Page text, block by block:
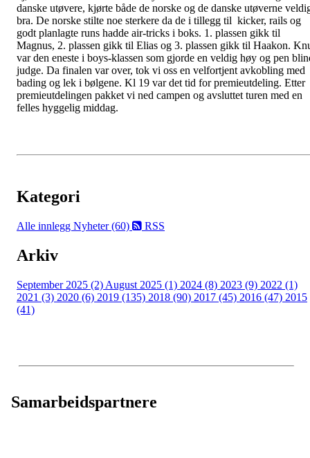
danske utøvere, kjørte både de norske og de danske utøverne
bra. De norske stilte noe sterkere da de i tillegg til kicker, rails og
godt planlagte runs hadde air-tricks i boks. 1. plassen gikk til
Magnus, 2. plassen gikk til Elias og 3. plassen gikk til Haakon.
var den eneste i boys-klassen som gjorde en veldig høy og pen
judge. Da finalen var over, tok vi oss en velfortjent avkobling med
bading og lek i bølgene. Kl 19 var det tid for premieutdeling. Etter
premieutdelingen pakket vi ned campen og avsluttet turen med en
felles hyggelig middag.
Kategori
Alle innlegg Nyheter (60) RSS
Arkiv
September 2025 (2) August 2025 (1) 2024 (8) 2023 (9) 2022 (1)
2021 (3) 2020 (6) 2019 (135) 2018 (90) 2017 (45) 2016 (47) 2015
(41)
Samarbeidspartnere